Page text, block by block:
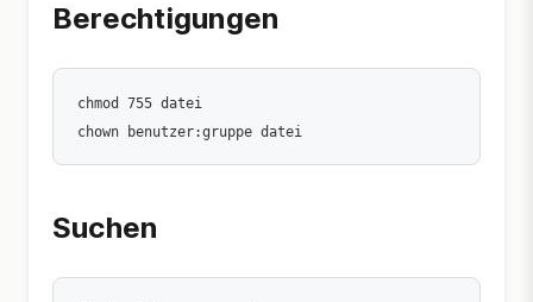
Berechtigungen
chmod 755 datei
Suchen